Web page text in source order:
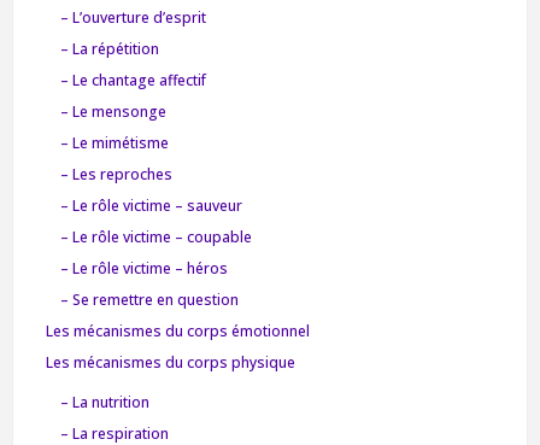
– L’ouverture d’esprit
– La répétition
– Le chantage affectif
– Le mensonge
– Le mimétisme
– Les reproches
– Le rôle victime – sauveur
– Le rôle victime – coupable
– Le rôle victime – héros
– Se remettre en question
Les mécanismes du corps émotionnel
Les mécanismes du corps physique
– La nutrition
– La respiration